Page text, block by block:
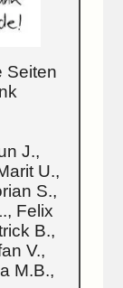
Seiten
J.,
U.,
S.,
Felix
B.,
V.,
M.B.,